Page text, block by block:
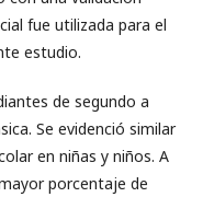
fue utilizada para el
estudio.
de segundo a
Se evidenció similar
en niñas y niños. A
porcentaje de